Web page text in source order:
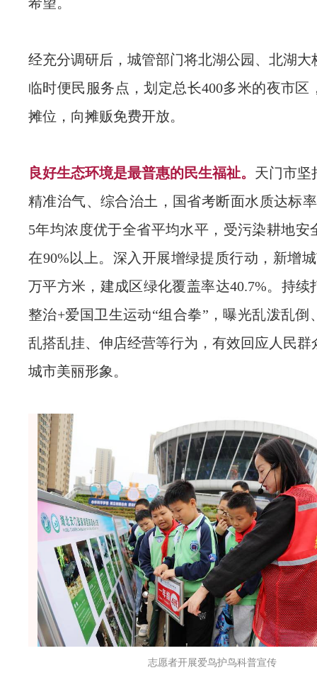
经充分调研后，城管部门将北湖公园、北湖大
临时便民服务点，划定总长400多米的夜市区
摊位，向摊贩免费开放。
良好生态环境是最普惠的民生福祉。 天门市坚
精准治气、综合治土，国省考断面水质达标
5年均浓度优于全省平均水平，受污染耕地安
在90%以上。深入开展增绿提质行动，新增
万平方米，建成区绿化覆盖率达40.7%。持续
整治+爱国卫生运动“组合拳”，曝光乱泼乱倒
乱搭乱挂、伸店经营等行为，有效回应人民群
城市美丽形象。
志愿者开展爱鸟护鸟科普宣传